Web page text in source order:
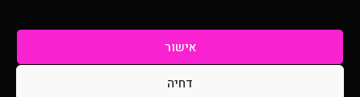
אישור
דחיה